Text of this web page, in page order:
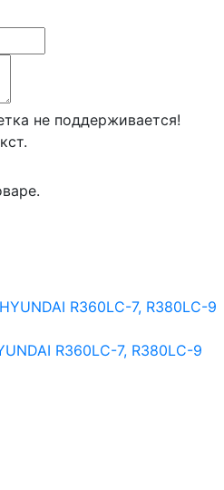
не поддерживается!
R360LC-7, R380LC-9